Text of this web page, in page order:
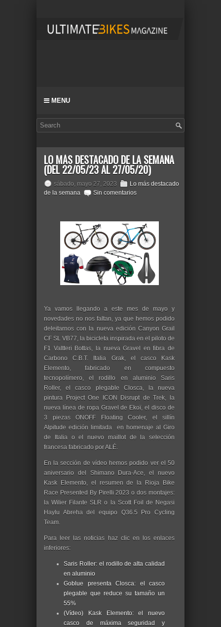
MENU
LO MÁS DESTACADO DE LA SEMANA
(DEL 22/05/23 AL 27/05/20)
sábado, mayo 27, 2023
Lo más destacado
de la semana
Sin comentarios
Ya vamos llegando a este mes de mayo y
novedades no nos faltan, ya que hemos podido
deleitarnos con la nueva edición Canyon Grail
CF SL VB77, la bicicleta inspirada en el piloto de
F1 Valtteri Bottas, la nueva Gravel en fibra de
Carbono C.B.T. Italia Grak, el casco Kask
Elemento, fabricado en compuesto
tecnopolímero, el rodillo en aluminio Saris
Roller, el casco plegable Closca, la nueva
pintura Project One ICON Disrupt de Trek, la
nueva línea de ropa Gravel de Ekoï, el disco de
3 piezas ONOFF Floating Cooler, el sillín
Alpitude edición limitada en homenaje al Giro
de Italia o el nuevo maillot de la selección
francesa fabricado por ALÉ.
En la sección de vídeo hemos podido ver el 50
aniversario del Shimano Dura-Ace, el nuevo
Kask Elemento, el resumen de la Rioja Bike
Race Presented By Pirelli 2023 o dos montajes:
la Wilier Filante SLR o la Scott Foil de Negasi
Haylu Abreha del equipo Q36.5 Pro Cycling
Team.
Para leer las noticias haz clic en los enlaces
inferiores:
Saris Roller: el rodillo de alta calidad
en aluminio
Goblue presenta Closca: el casco
plegable que reduce su tamaño un
55%
(Vídeo) Kask Elemento: el nuevo
casco de máxima seguridad y